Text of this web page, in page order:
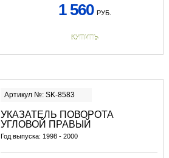
1 560 РУБ.
КУПИТЬ
Артикул №: SK-8583
УКАЗАТЕЛЬ ПОВОРОТА
УГЛОВОЙ ПРАВЫЙ
Год выпуска: 1998 - 2000